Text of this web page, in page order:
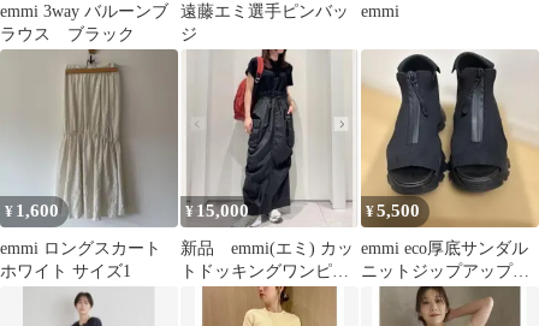
emmi 3way バルーンブ
ラウス ブラック
遠藤エミ選手ピンバッ
ジ
emmi
¥ 1,600
emmi ロングスカート
ホワイト サイズ1
¥ 15,000
新品 emmi(エミ) カッ
トドッキングワンピー
¥5,500
emmi eco厚底サンダル
ニットジップアップサ
ンダル 22.5 黒